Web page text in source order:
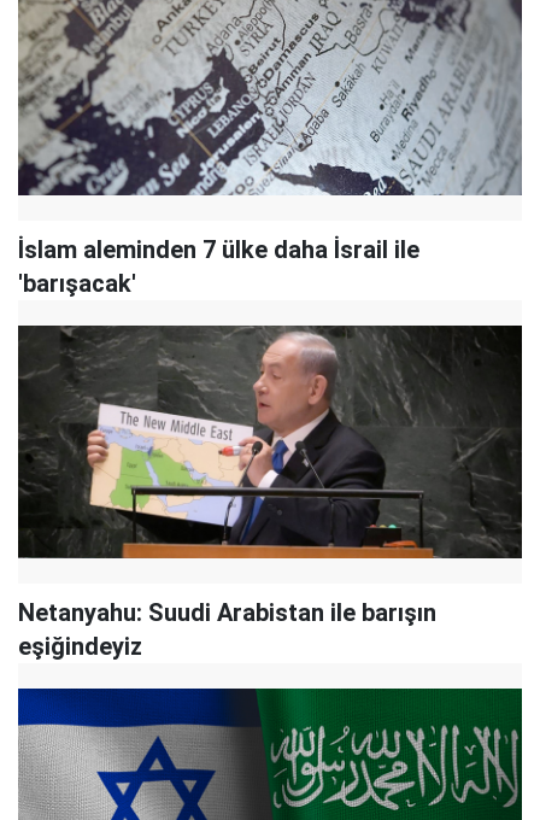
İslam aleminden 7 ülke daha İsrail ile
'barışacak'
Netanyahu: Suudi Arabistan ile barışın
eşiğindeyiz